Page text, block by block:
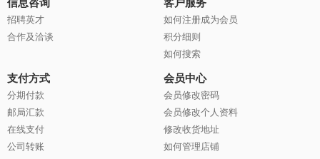
信息咨询
招聘英才
合作及洽谈
客户服务
如何注册成为会员
积分细则
如何搜索
支付方式
分期付款
邮局汇款
在线支付
公司转账
会员中心
会员修改密码
会员修改个人资料
修改收货地址
如何管理店铺